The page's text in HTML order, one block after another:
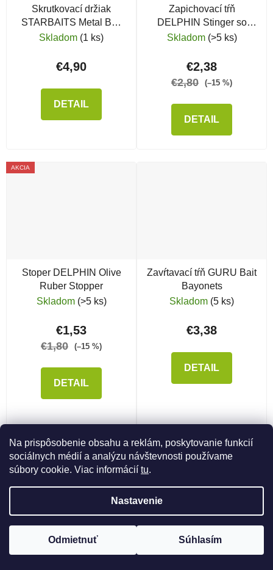
Na prispôsobenie obsahu a reklám, poskytovanie funkcií
sociálnych médií a analýzu návštevnosti používame
súbory cookie. Viac informácií tu.
Nastavenie
Odmietnuť Súhlasím
Skrutkovací držiak
STARBAITS Metal Bait
Screw
Skladom (1 ks)
€4,90
DETAIL
Zapichovací tŕň
DELPHIN Stinger so
silikónovým krúžkom
Skladom (>5 ks)
€2,38
€2,80 (–15 %)
DETAIL
AKCIA
Stoper DELPHIN Olive
Ruber Stopper
Skladom (>5 ks)
€1,53
€1,80 (–15 %)
DETAIL
Zavŕtavací tŕň GURU Bait
Bayonets
Skladom (5 ks)
€3,38
DETAIL
Ovládacie prvky výpisu
NAČÍTAŤ 30 ĎALŠÍCH
Stránkovanie
1 2
90